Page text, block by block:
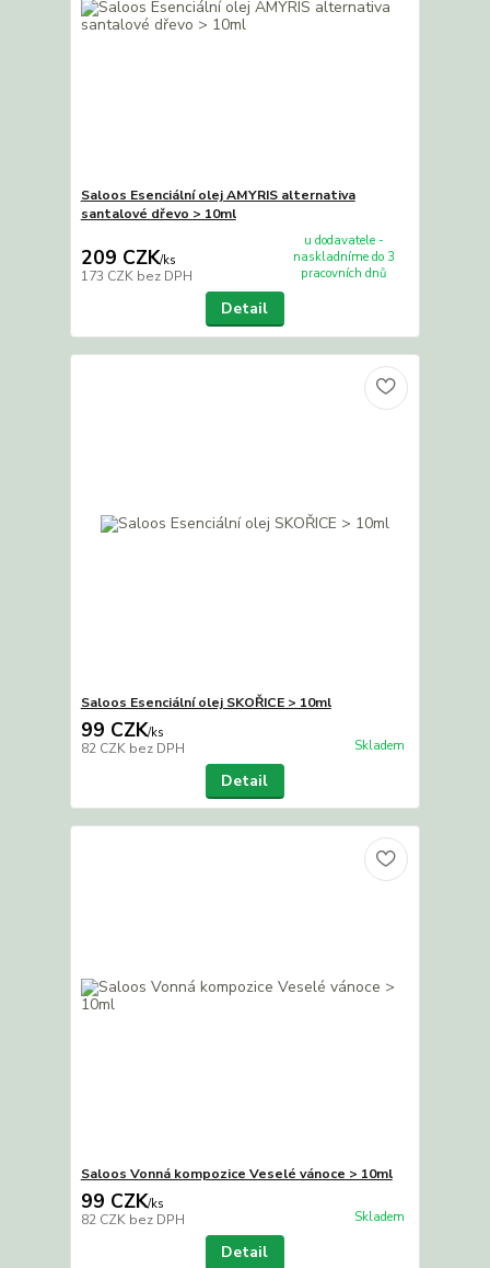
Saloos Esenciální olej AMYRIS alternativa
santalové dřevo > 10ml
209 CZK/ks
173 CZK bez DPH
u dodavatele -
naskladníme do 3
pracovních dnů
Detail
Saloos Esenciální olej SKOŘICE > 10ml
99 CZK/ks
82 CZK bez DPH Skladem
Detail
Saloos Vonná kompozice Veselé vánoce > 10ml
99 CZK/ks
82 CZK bez DPH Skladem
Detail